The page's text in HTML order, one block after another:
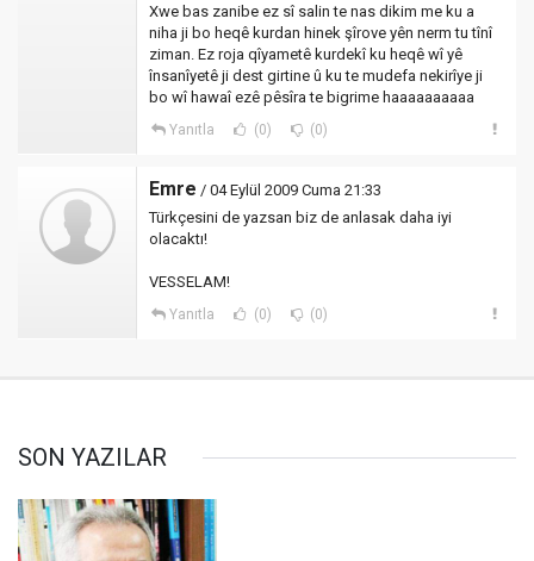
Xwe bas zanibe ez sî salin te nas dikim me ku a
niha ji bo heqê kurdan hinek şîrove yên nerm tu tînî
ziman. Ez roja qîyametê kurdekî ku heqê wî yê
însanîyetê ji dest girtine û ku te mudefa nekirîye ji
bo wî hawaî ezê pêsîra te bigrime haaaaaaaaaa
Yanıtla (0) (0)
Emre / 04 Eylül 2009 Cuma 21:33
Türkçesini de yazsan biz de anlasak daha iyi
olacaktı!
VESSELAM!
Yanıtla (0) (0)
SON YAZILAR